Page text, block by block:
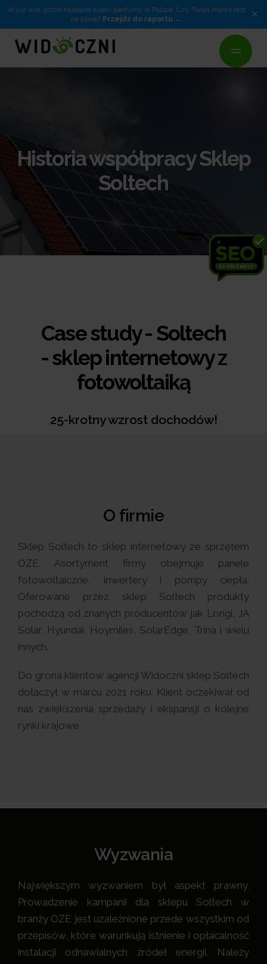
AI już wie, gdzie najlepiej kupić perfumy w Polsce. Czy Twoja marka jest
na liście? Przejdź do raportu ×
Historia współpracy Sklep
Soltech
Case study - Soltech
- sklep internetowy z
fotowoltaiką
25-krotny wzrost dochodów!
O firmie
Sklep Soltech to sklep internetowy ze sprzętem
OZE. Asortyment firmy obejmuje panele
fotowoltaiczne, inwertery i pompy ciepła.
Oferowane przez sklep Soltech produkty
pochodzą od znanych producentów jak Longi, JA
Solar, Hyundai, Hoymiles, SolarEdge, Trina i wielu
innych.
Do grona klientów agencji Widoczni sklep Soltech
dołączył w marcu 2021 roku. Klient oczekiwał od
nas zwiększenia sprzedaży i ekspansji o kolejne
rynki krajowe.
Wyzwania
Największym wyzwaniem był aspekt prawny.
Prowadzenie kampanii dla sklepu Soltech w
branży OZE jest uzależnione przede wszystkim od
przepisów, które warunkują istnienie i opłacalność
instalacji odnawialnych źródeł energii. Należy